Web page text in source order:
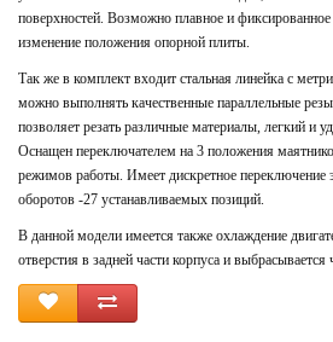
поверхностей. Возможно плавное и
изменение положения опорной плиты.
Так же в комплект входит стальная линейка с
можно выполнять качественные параллельные
позволяет резать различные материалы, легкий и
Оснащен переключателем на 3 положения
режимов работы. Имеет дискретное переключение
оборотов -27 устанавливаемых позиций.
В данной модели имеется также охлаждение
отверстия в задней части корпуса и выбрасывается